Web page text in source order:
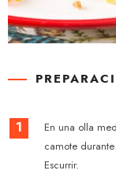
1
En una olla
camote durante
Escurrir.